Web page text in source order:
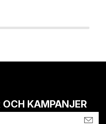
KAMPANJER